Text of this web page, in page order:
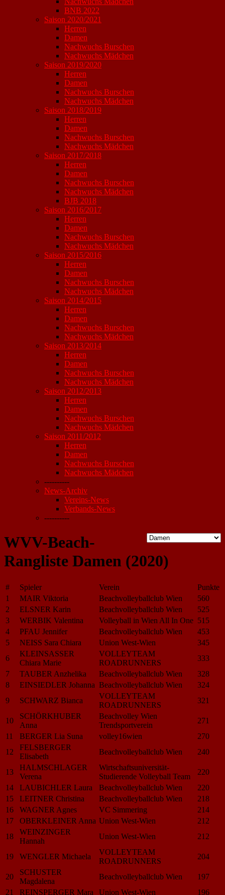
BNB 2022
Saison 2020/2021
Herren
Damen
Nachwuchs Burschen
Nachwuchs Mädchen
Saison 2019/2020
Herren
Damen
Nachwuchs Burschen
Nachwuchs Mädchen
Saison 2018/2019
Herren
Damen
Nachwuchs Burschen
Nachwuchs Mädchen
Saison 2017/2018
Herren
Damen
Nachwuchs Burschen
Nachwuchs Mädchen
BJB 2018
Saison 2016/2017
Herren
Damen
Nachwuchs Burschen
Nachwuchs Mädchen
Saison 2015/2016
Herren
Damen
Nachwuchs Burschen
Nachwuchs Mädchen
Saison 2014/2015
Herren
Damen
Nachwuchs Burschen
Nachwuchs Mädchen
Saison 2013/2014
Herren
Damen
Nachwuchs Burschen
Nachwuchs Mädchen
Saison 2012/2013
Herren
Damen
Nachwuchs Burschen
Nachwuchs Mädchen
Saison 2011/2012
Herren
Damen
Nachwuchs Burschen
Nachwuchs Mädchen
----------
News-Archiv
Vereins-News
Verbands-News
----------
WVV-Beach-
Rangliste Damen (2020)
# Spieler Verein
Punkte
1
MAIR Viktoria Beachvolleyballclub Wien
560
2
ELSNER Karin Beachvolleyballclub Wien
525
3
WERBIK Valentina Volleyball in Wien All In One 515
4
PFAU Jennifer Beachvolleyballclub Wien
453
5
NEISS Sara Chiara Union West-Wien
345
6
KLEINSASSER
Chiara Marie
VOLLEYTEAM
ROADRUNNERS
333
7
TAUBER Anzhelika Beachvolleyballclub Wien
328
8
EINSIEDLER Johanna Beachvolleyballclub Wien
324
9
SCHWARZ Bianca
VOLLEYTEAM
ROADRUNNERS
321
10
SCHÖRKHUBER
Anna
Beachvolley Wien
Trendsportverein
271
11
BERGER Lia Suna volley16wien
270
12
FELSBERGER
Elisabeth
Beachvolleyballclub Wien 240
13
HALMSCHLAGER
Verena
Wirtschaftsuniversität-
Studierende Volleyball Team
220
14
LAUBICHLER Laura Beachvolleyballclub Wien
220
15
LEITNER Christina Beachvolleyballclub Wien
218
16
WAGNER Agnes VC Simmering
214
17
OBERKLEINER Anna Union West-Wien
212
18
WEINZINGER
Hannah
Union West-Wien 212
19 WENGLER Michaela
VOLLEYTEAM
ROADRUNNERS
204
20
SCHUSTER
Magdalena
Beachvolleyballclub Wien
197
21
REINSPERGER Mara Union West-Wien 196